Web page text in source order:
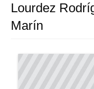
Lourdez
Marín